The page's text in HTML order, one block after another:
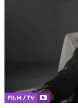
FILM / TV